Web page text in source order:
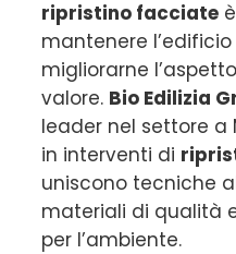
ripristino facciate
mantenere
migliorarne
valore. Bio Edilizia
leader nel settore a
in interventi di
uniscono tecniche
materiali di qualità
per l’ambiente.